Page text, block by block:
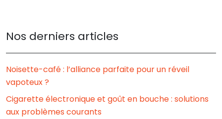
Nos derniers articles
Noisette-café : l’alliance parfaite pour un réveil
vapoteux ?
Cigarette électronique et goût en bouche : solutions
aux problèmes courants